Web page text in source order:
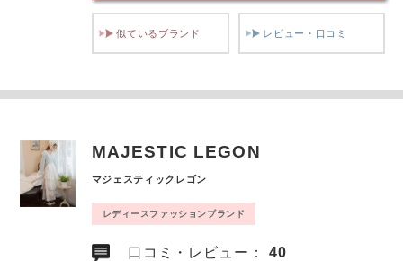
似ているブランド レビュー・口コミ
MAJESTIC LEGON
マジェスティックレゴン
レディースファッションブランド
口コミ・レビュー：40